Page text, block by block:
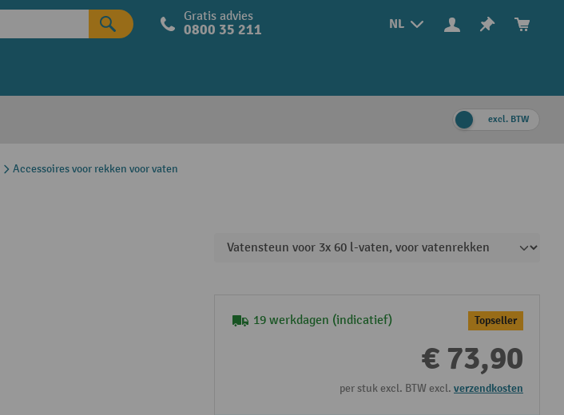
NL
Gratis advies
0800 35 211
excl. BTW
Accessoires voor rekken voor vaten
19 werkdagen (indicatief) Topseller
€ 73,90
per stuk excl. BTW excl. verzendkosten